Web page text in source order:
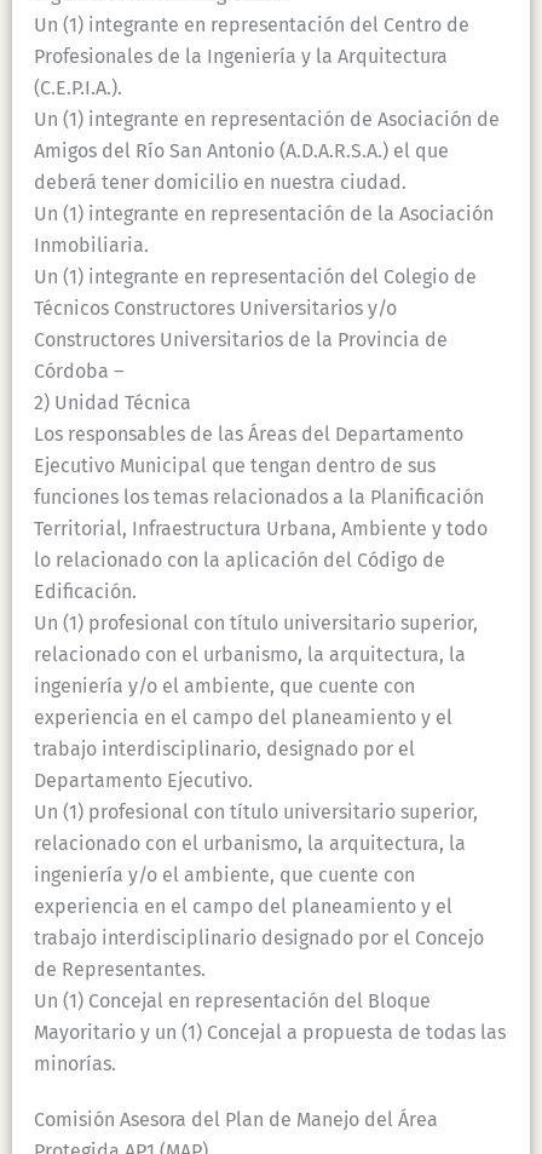
Un (1) integrante en representación del Centro de
Profesionales de la Ingeniería y la Arquitectura
(C.E.P.I.A.).
Un (1) integrante en representación de Asociación de
Amigos del Río San Antonio (A.D.A.R.S.A.) el que
deberá tener domicilio en nuestra ciudad.
Un (1) integrante en representación de la Asociación
Inmobiliaria.
Un (1) integrante en representación del Colegio de
Técnicos Constructores Universitarios y/o
Constructores Universitarios de la Provincia de
Córdoba –
2) Unidad Técnica
Los responsables de las Áreas del Departamento
Ejecutivo Municipal que tengan dentro de sus
funciones los temas relacionados a la Planificación
Territorial, Infraestructura Urbana, Ambiente y todo
lo relacionado con la aplicación del Código de
Edificación.
Un (1) profesional con título universitario superior,
relacionado con el urbanismo, la arquitectura, la
ingeniería y/o el ambiente, que cuente con
experiencia en el campo del planeamiento y el
trabajo interdisciplinario, designado por el
Departamento Ejecutivo.
Un (1) profesional con título universitario superior,
relacionado con el urbanismo, la arquitectura, la
ingeniería y/o el ambiente, que cuente con
experiencia en el campo del planeamiento y el
trabajo interdisciplinario designado por el Concejo
de Representantes.
Un (1) Concejal en representación del Bloque
Mayoritario y un (1) Concejal a propuesta de todas las
minorías.
Comisión Asesora del Plan de Manejo del Área